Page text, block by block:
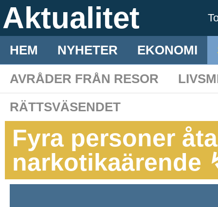
Aktualitet
HEM NYHETER EKONOMI
AVRÅDER FRÅN RESOR
RÄTTSVÄSENDET
Fyra personer
narkotikaärende